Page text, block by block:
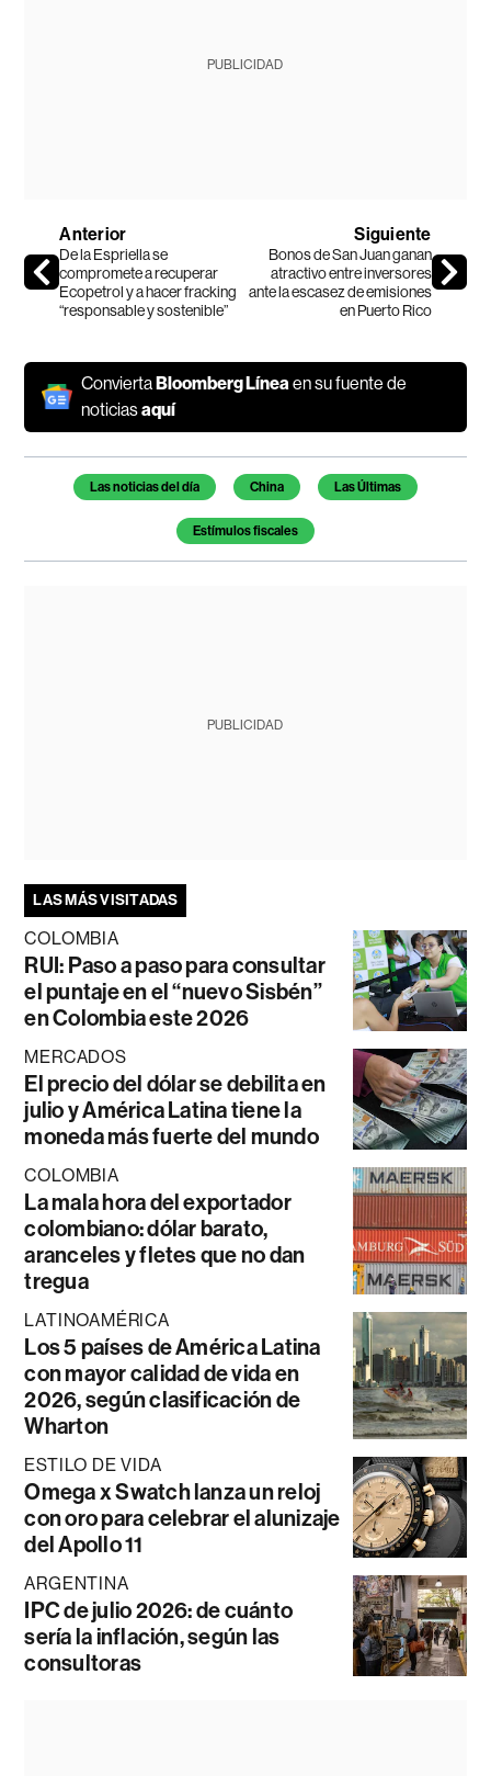
PUBLICIDAD
Anterior
De la Espriella se
compromete a recuperar
Ecopetrol y a hacer fracking
“responsable y sostenible”
Siguiente
Bonos de San Juan ganan
atractivo entre inversores
ante la escasez de emisiones
en Puerto Rico
ConviertaBloomberg Línea en su fuente de
noticiasaquí
Temas de este artículo
Las noticias del día China Las Últimas
Estímulos fiscales
PUBLICIDAD
LAS MÁS VISITADAS
COLOMBIA
RUI: Paso a paso para consultar
el puntaje en el “nuevo Sisbén”
en Colombia este 2026
MERCADOS
El precio del dólar se debilita en
julio y América Latina tiene la
moneda más fuerte del mundo
COLOMBIA
La mala hora del exportador
colombiano: dólar barato,
aranceles y fletes que no dan
tregua
LATINOAMÉRICA
Los 5 países de América Latina
con mayor calidad de vida en
2026, según clasificación de
Wharton
ESTILO DE VIDA
Omega x Swatch lanza un reloj
con oro para celebrar el alunizaje
del Apollo 11
ARGENTINA
IPC de julio 2026: de cuánto
sería la inflación, según las
consultoras